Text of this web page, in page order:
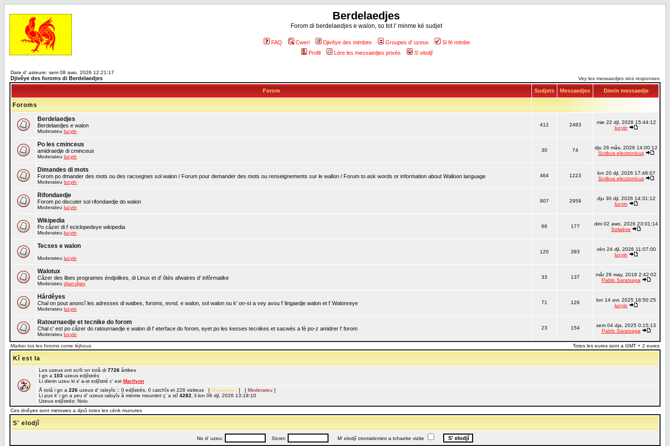
Berdelaedjes
Forom di berdelaedjes e walon, so tot l' minme ké sudjet
FAQ Cweri Djivêye des mimbes Groupes d' uzeus
Si fé mimbe
Profil
Lére les messaedjes privés S' elodjî
Date d' asteure: sem 08 awo, 2026 12:21:17
Djivêye des foroms di Berdelaedjes Vey les messaedjes sins responses
Forom Sudjets Messaedjes Dierin messaedje
Foroms
Berdelaedjes
Berdelaedjes e walon
Moderateu lucyin
412 2483
mie 22 djl, 2026 15:44:12
lucyin
Po les cminceus
amidraedje di cminceus
Moderateu lucyin
30 74
dju 26 mås, 2026 14:00:12
Scribus electronicus
Dimandes di mots
Forom po dmander des mots ou des racsegnes sol walon / Forum pour demander des mots ou renseignements sur le wallon / Forum to ask words or information about Walloon language
Moderateu lucyin
464 1223
lon 20 djl, 2026 17:48:07
Scribus electronicus
Rifondaedje
Forom po discuter sol rifondaedje do walon
Moderateu lucyin
907 2959
dju 30 djl, 2026 14:31:12
lucyin
Wikipedia
Po cåzer di l' eciclopedeye wikipedia
Moderateu lucyin
66 177
dim 02 awo, 2026 23:01:14
Solwève
Tecses e walon
Moderateu lucyin
120 393
vén 24 djl, 2026 11:07:00
lucyin
Walotux
Cåzer des libes programes éndjolikes, di Linux et d' ôtès afwaires d' infôrmatike
Moderateu djan-djan
33 137
mår 29 may, 2018 2:42:02
Pablo Saratxaga
Hårdêyes
Chal on pout anoncî les adresses di waibes, foroms, evnd. e walon, sol walon ou k' on-st a vey avou l' lingaedje walon et l' Walonreye
Moderateu lucyin
71 126
lon 14 avr, 2025 18:50:25
lucyin
Ratournaedje et tecnike do forom
Chal c' est po cåzer do ratournaedje e walon di l' eterface do forom, eyet po les kesses tecnikes et sacwès a fé po-z amidrer l' forom
Moderateu lucyin
23 154
sem 04 dja, 2025 0:15:13
Pablo Saratxaga
Marker tos les foroms come léjhous Totes les eures sont a GMT + 2 eures
Kî est la
Les uzeus ont scrît on totå di 7726 årtikes
I gn a 103 uzeus edjîstrés
Li dierin uzeu ki s' a-st edjîstré c' est Marilynn
Å totå i gn a 226 uzeus d' raloyîs :: 0 edjîstrés, 0 catchîs et 226 viziteus [ Manaedjeu ] [ Moderateu ]
Li pus k' i gn a yeu d' uzeus raloyîs å minme moumint ç' a stî 4282 , li lon 06 djl, 2026 13:19:10
Uzeus edjîstrés: Nolu
Ces dnêyes sont metowes a djoû totes les cénk munutes
S' elodjî
No d' uzeu: Sicret: M' elodjî otomaticmint a tchaeke vizite